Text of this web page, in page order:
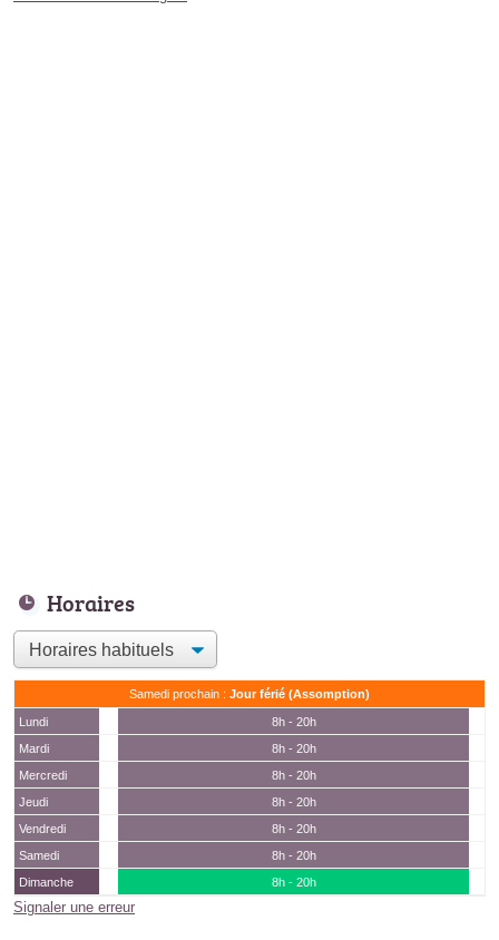
Horaires
Samedi prochain : Jour férié (Assomption)
Lundi
8h - 20h
Mardi
8h - 20h
Mercredi
8h - 20h
Jeudi
8h - 20h
Vendredi
8h - 20h
Samedi
8h - 20h
Dimanche
8h - 20h
Signaler une erreur